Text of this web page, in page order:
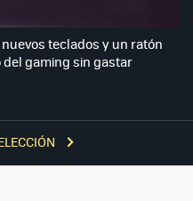
teclados y un ratón
gaming sin gastar